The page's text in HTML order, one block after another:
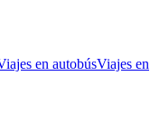
en autobúsViajes en